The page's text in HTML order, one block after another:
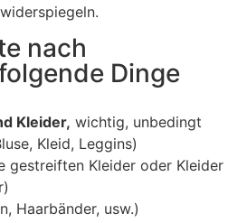
nach
Dinge
Kleider, wichtig, unbedingt
Kleid, Leggins)
gestreiften Kleider oder Kleider
Haarbänder, usw.)